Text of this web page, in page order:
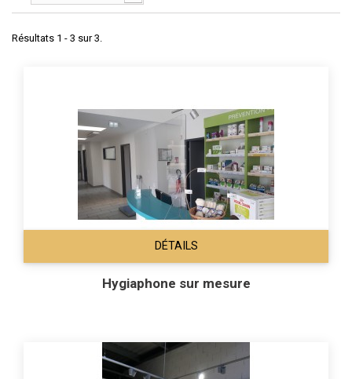
Applications :
– Bureaux de consultation
– Matériau transparent, robuste et léger
– Nettoyage simple et rapide
– Fabrication possible sur mesure
Nos hygiaphones allient
fonctionnalité, discrétion et sécurité
vous accompagner dans l’accueil du public en toute sérénité.
Résultats 1 - 3 sur 3.
DÉTAILS
Hygiaphone sur mesure